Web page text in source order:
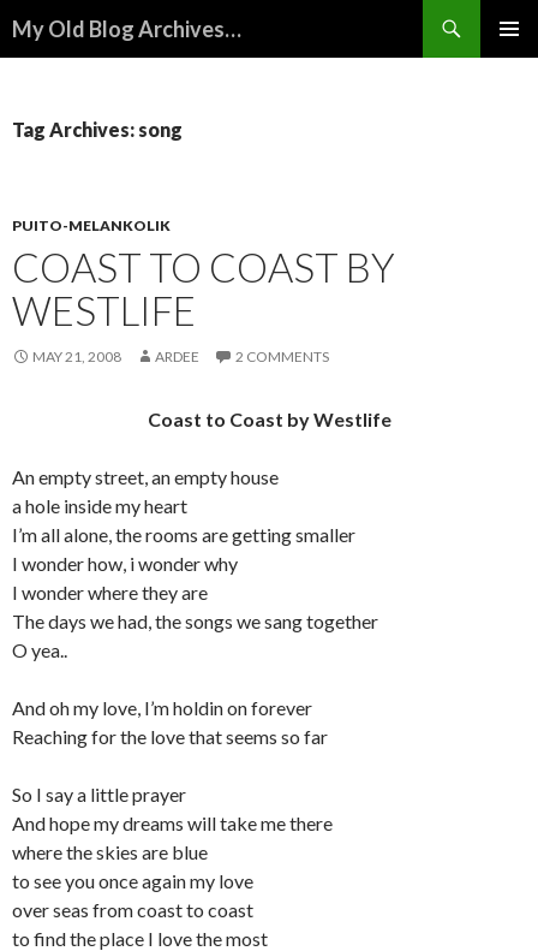
My Old Blog Archives…
Tag Archives: song
PUITO-MELANKOLIK
COAST TO COAST BY
WESTLIFE
MAY 21, 2008 ARDEE 2 COMMENTS
Coast to Coast by Westlife
An empty street, an empty house
a hole inside my heart
I’m all alone, the rooms are getting smaller
I wonder how, i wonder why
I wonder where they are
The days we had, the songs we sang together
O yea..
And oh my love, I’m holdin on forever
Reaching for the love that seems so far
So I say a little prayer
And hope my dreams will take me there
where the skies are blue
to see you once again my love
over seas from coast to coast
to find the place I love the most